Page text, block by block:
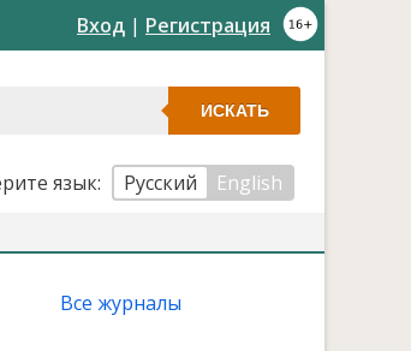
Вход | Регистрация
ИСКАТЬ
язык: Русский
English
Все журналы